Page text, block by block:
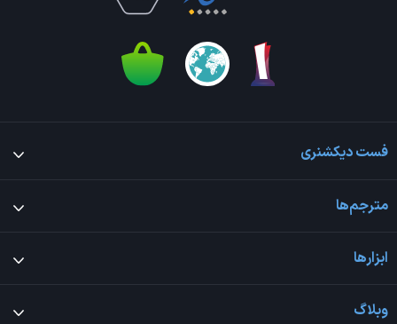
فست دیکشنری
مترجم‌ها
ابزارها
وبلاگ